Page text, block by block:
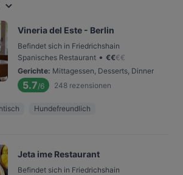
Vineria del Este - Berlin
Befindet sich in Friedrichshain
Spanisches Restaurant • €€€€
Gerichte: Mittagessen, Desserts, Dinner
5.7/6 248 rezensionen
Hundefreundlich
Jeta ime Restaurant
Befindet sich in Friedrichshain